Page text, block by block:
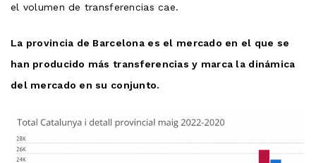
el volumen de transferencias cae.
La provincia de Barcelona es el mercado en el que se
han producido más transferencias y marca la dinámica
del mercado en su conjunto.